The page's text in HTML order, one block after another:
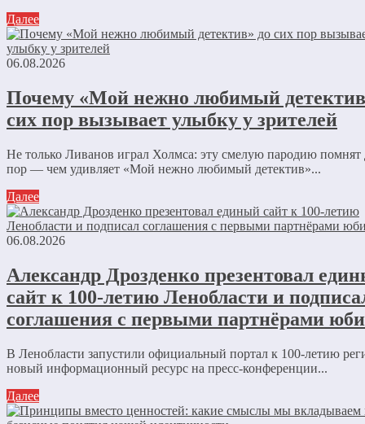
Далее
06.08.2026
Почему «Мой нежно любимый
сих пор вызывает улыбку у зрителей
Не только Ливанов играл Холмса: эту смелую пародию помнят
пор — чем удивляет «Мой нежно любимый детектив»...
Далее
06.08.2026
Александр Дрозденко презентовал
сайт к 100-летию Ленобласти и
соглашения с первыми партнёрами
В Ленобласти запустили официальный портал к 100-летию
новый информационный ресурс на пресс-конференции...
Далее